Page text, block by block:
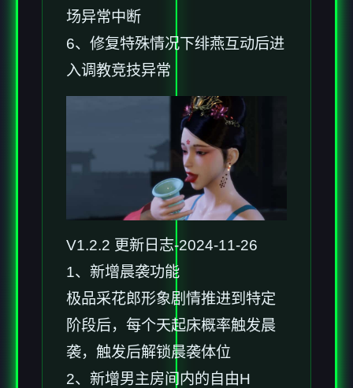
场异常中断
6、修复特殊情况下绯燕互动后进
入调教竞技异常
V1.2.2 更新日志-2024-11-26
1、新增晨袭功能
极品采花郎形象剧情推进到特定
阶段后，每个天起床概率触发晨
袭，触发后解锁晨袭体位
2、新增男主房间内的自由H